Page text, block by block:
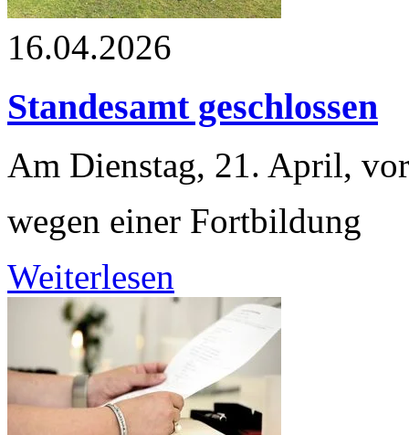
16.04.2026
Standesamt geschlossen
Am Dienstag, 21. April,
wegen einer Fortbildung
Weiterlesen